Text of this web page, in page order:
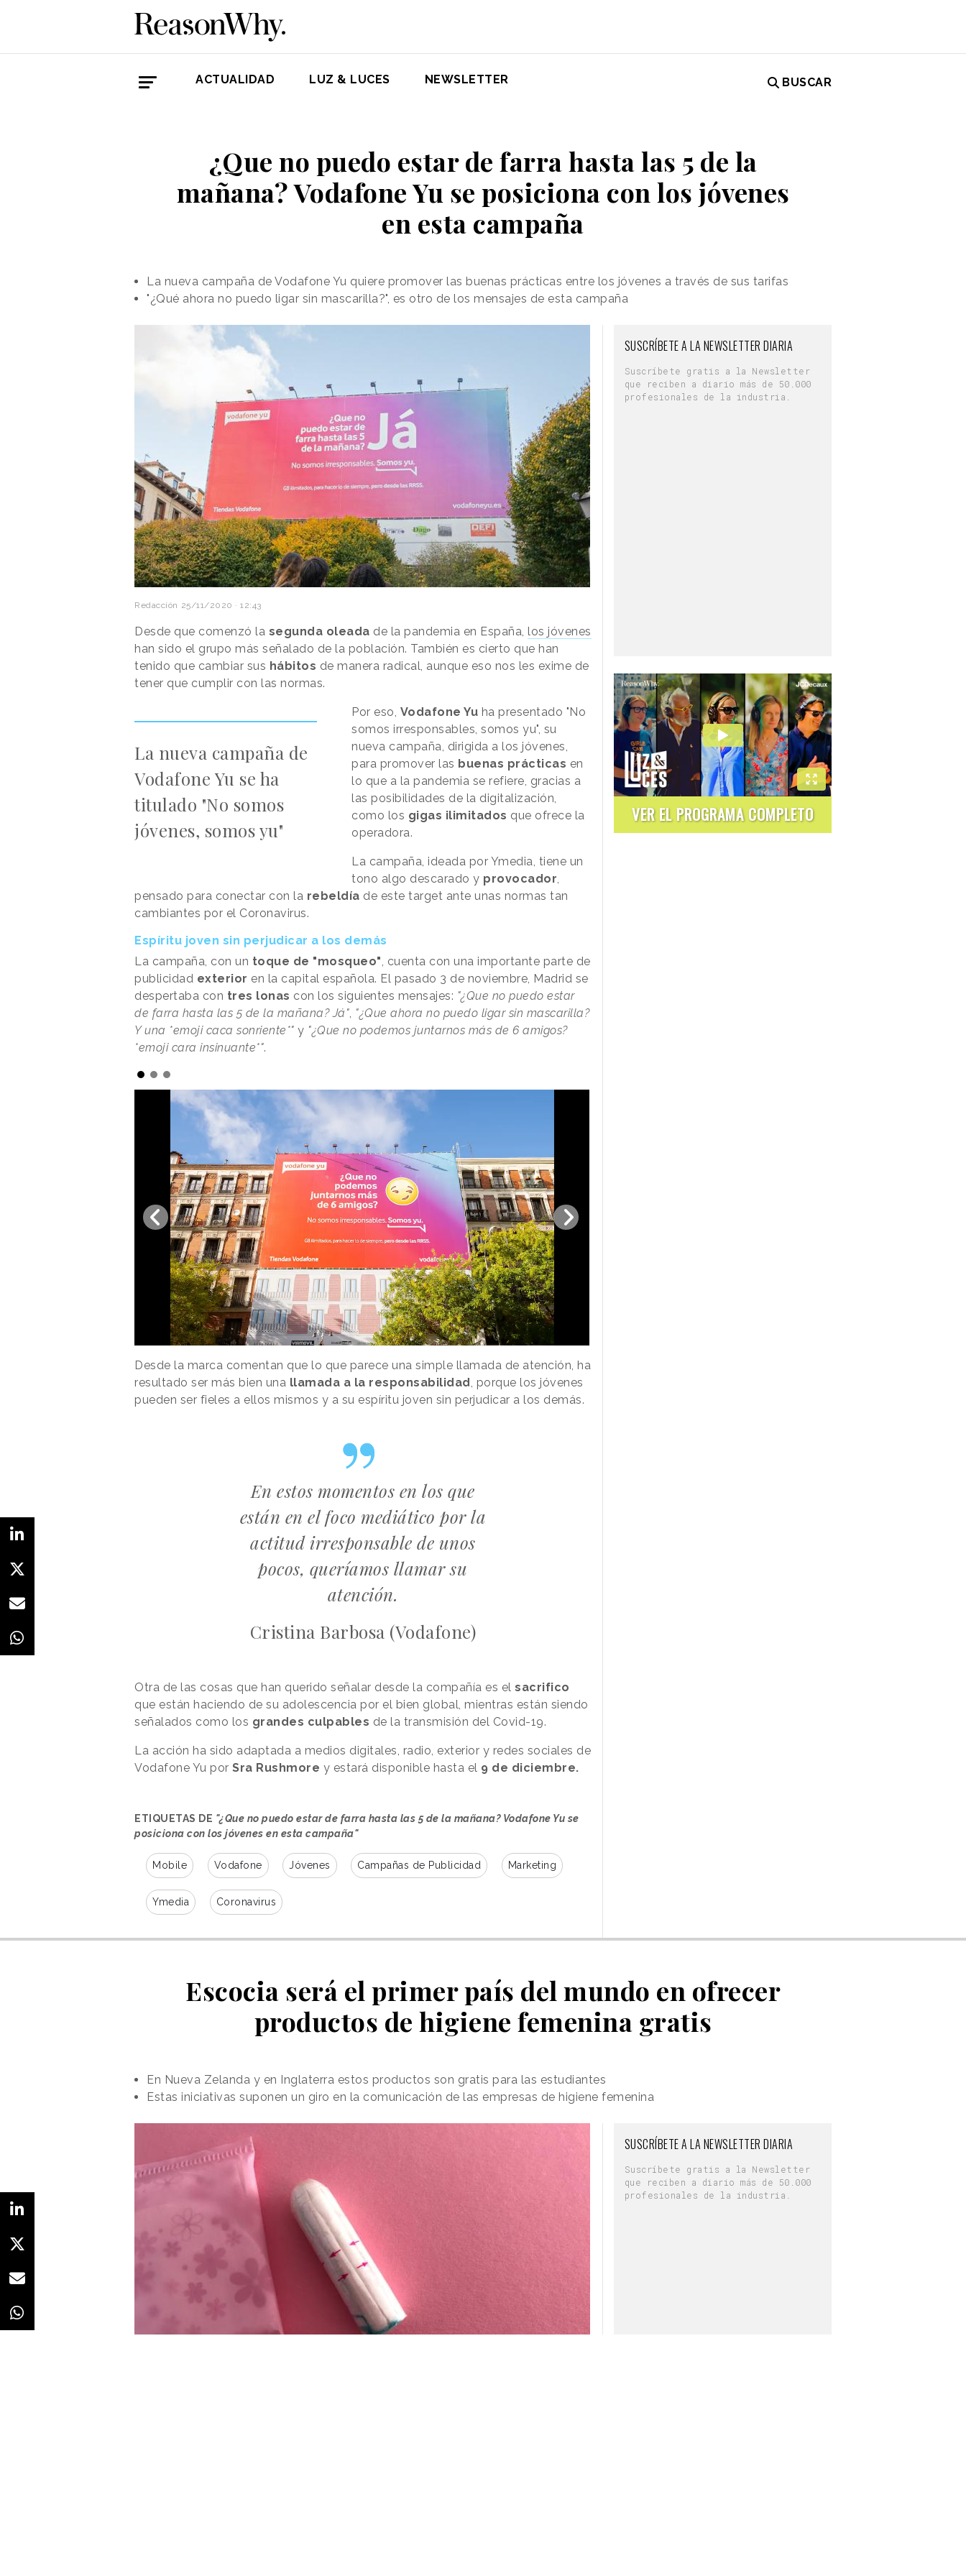
ACTUALIDAD LUZ & LUCES NEWSLETTER BUSCAR
¿Que no puedo estar de farra hasta las 5 de la
mañana? Vodafone Yu se posiciona con los jóvenes
en esta campaña
La nueva campaña de Vodafone Yu quiere promover las buenas prácticas entre los jóvenes a través de sus tarifas
"¿Qué ahora no puedo ligar sin mascarilla?", es otro de los mensajes de esta campaña
Redacción 25/11/2020 · 12:43
Desde que comenzó la segunda oleada de la pandemia en España, los jóvenes
han sido el grupo más señalado de la población. También es cierto que han
tenido que cambiar sus hábitos de manera radical, aunque eso nos les exime de
tener que cumplir con las normas.
La nueva campaña de
Vodafone Yu se ha
titulado "No somos
jóvenes, somos yu"
Por eso, Vodafone Yu ha presentado "No
somos irresponsables, somos yu", su
nueva campaña, dirigida a los jóvenes,
para promover las buenas prácticas en
lo que a la pandemia se refiere, gracias a
las posibilidades de la digitalización,
como los gigas ilimitados que ofrece la
operadora.
La campaña, ideada por Ymedia, tiene un
tono algo descarado y provocador
pensado para conectar con la rebeldía de este target ante unas normas tan
cambiantes por el Coronavirus.
Espíritu joven sin perjudicar a los demás
La campaña, con un toque de "mosqueo" , cuenta con una importante parte de
publicidad exterior en la capital española. El pasado 3 de noviembre, Madrid se
despertaba con tres lonas con los siguientes mensajes: "¿Que no puedo estar
de farra hasta las 5 de la mañana? Já" "¿Que ahora no puedo ligar sin mascarilla?
Y una *emoji caca sonriente*" y "¿Que no podemos juntarnos más de 6 amigos?
*emoji cara insinuante*".
Desde la marca comentan que lo que parece una simple llamada de atención, ha
resultado ser más bien una llamada a la responsabilidad, porque los jóvenes
pueden ser fieles a ellos mismos y a su espíritu joven sin perjudicar a los demás.
En estos momentos en los que
están en el foco mediático por la
actitud irresponsable de unos
pocos, queríamos llamar su
atención.
Cristina Barbosa (Vodafone)
Otra de las cosas que han querido señalar desde la compañía es el sacrifico
que están haciendo de su adolescencia por el bien global, mientras están siendo
señalados como los grandes culpables de la transmisión del Covid-19.
La acción ha sido adaptada a medios digitales, radio, exterior y redes sociales de
Vodafone Yu por Sra Rushmore y estará disponible hasta el 9 de diciembre.
ETIQUETAS DE "¿Que no puedo estar de farra hasta las 5 de la mañana? Vodafone Yu se
posiciona con los jóvenes en esta campaña"
Mobile Vodafone Jóvenes Campañas de Publicidad Marketing
Ymedia Coronavirus
SUSCRÍBETE A LA NEWSLETTER DIARIA
Suscríbete gratis a la Newsletter
que reciben a diario más de 50.000
profesionales de la industria.
VER EL PROGRAMA COMPLETO
Escocia será el primer país del mundo en ofrecer
productos de higiene femenina gratis
En Nueva Zelanda y en Inglaterra estos productos son gratis para las estudiantes
Estas iniciativas suponen un giro en la comunicación de las empresas de higiene femenina
SUSCRÍBETE A LA NEWSLETTER DIARIA
Suscríbete gratis a la Newsletter
que reciben a diario más de 50.000
profesionales de la industria.